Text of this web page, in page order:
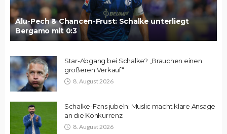
Alu-Pech & Chancen-Frust: Schalke unterliegt
Bergamo mit 0:3
Star-Abgang bei Schalke? „Brauchen einen
größeren Verkauf“
8. August 2026
Schalke-Fans jubeln: Muslic macht klare Ansage
an die Konkurrenz
8. August 2026